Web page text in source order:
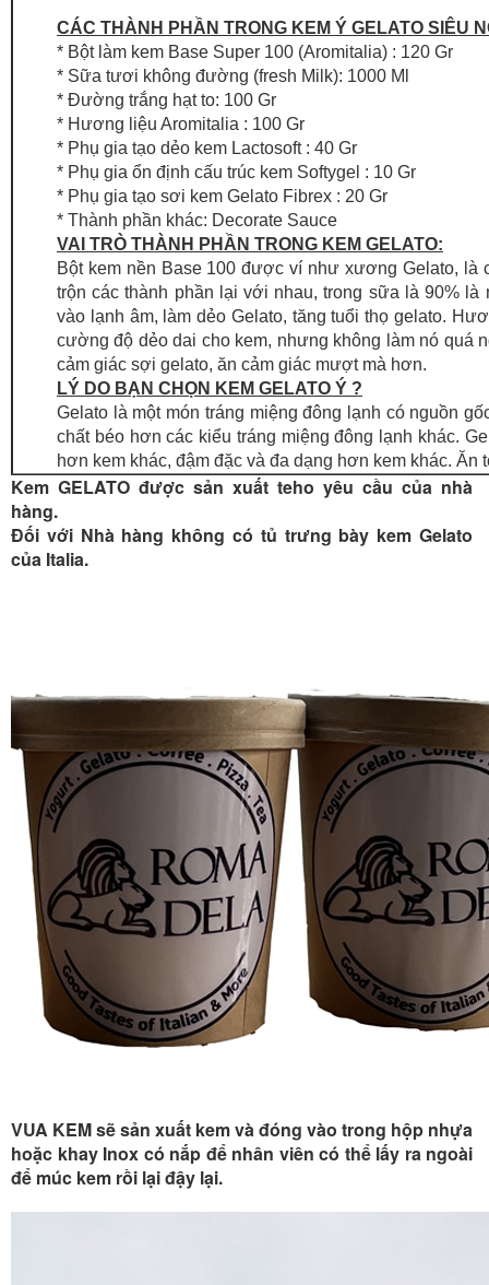
CÁC THÀNH PHẦN TRONG KEM Ý GELATO SIÊU
* Bột làm kem Base Super 100 (Aromitalia) : 120 Gr
* Sữa tươi không đường (fresh Milk): 1000 Ml
* Đường trắng hạt to: 100 Gr
* Hương liệu Aromitalia : 100 Gr
* Phụ gia tạo dẻo kem Lactosoft : 40 Gr
* Phụ gia ổn định cấu trúc kem Softygel : 10 Gr
* Phụ gia tạo sơi kem Gelato Fibrex : 20 Gr
* Thành phần khác: Decorate Sauce
VAI TRÒ THÀNH PHẦN TRONG KEM GELATO:
Bột kem nền Base 100 được ví như xương Gelato,
trộn các thành phần lại với nhau, trong sữa là 90%
vào lạnh âm, làm dẻo Gelato, tăng tuổi thọ gelato.
cường độ dẻo dai cho kem, nhưng không làm nó quá
cảm giác sợi gelato, ăn cảm giác mượt mà hơn.
LÝ DO BẠN CHỌN KEM GELATO Ý ?
Gelato là một món tráng miệng đông lạnh có nguồn
chất béo hơn các kiểu tráng miệng đông lạnh khác.
hơn kem khác, đậm đặc và đa dạng hơn kem khác. Ăn
Kem GELATO được sản xuất teho yêu cầu của nhà
hàng.
Đối với Nhà hàng không có tủ trưng bày kem Gelato
của Italia.
VUA KEM sẽ sản xuất kem và đóng vào trong hộp nhựa
hoặc khay Inox có nắp để nhân viên có thể lấy ra ngoài
để múc kem rồi lại đậy lại.